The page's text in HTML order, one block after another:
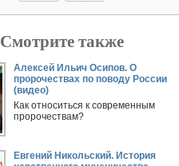
Смотрите также
Алексей Ильич Осипов. О
пророчествах по поводу России
(видео)
Как относиться к современным
пророчествам?
Евгений Никольский. История